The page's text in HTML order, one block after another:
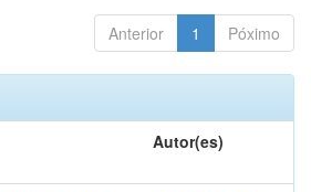
Anterior 1 Póximo
Autor(es)